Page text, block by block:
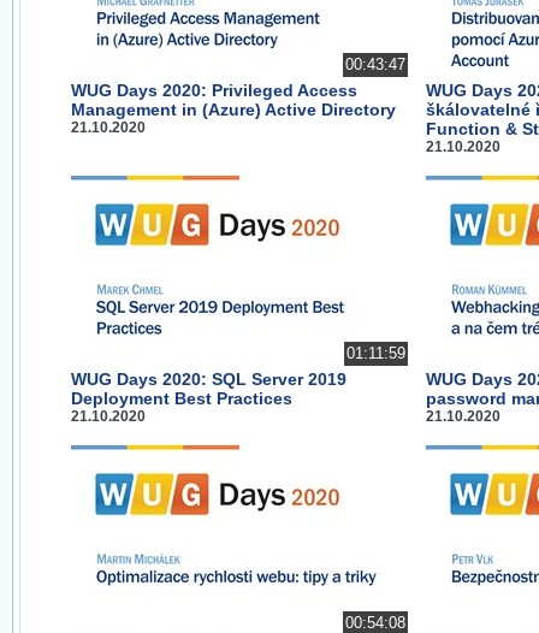
00:43:47
WUG Days 2020: Privileged Access
Management in (Azure) Active Directory
21.10.2020
WUG Days
škálovatelné
Function &
21.10.2020
01:11:59
WUG Days 2020: SQL Server 2019
Deployment Best Practices
21.10.2020
WUG Days
password
21.10.2020
00:54:08